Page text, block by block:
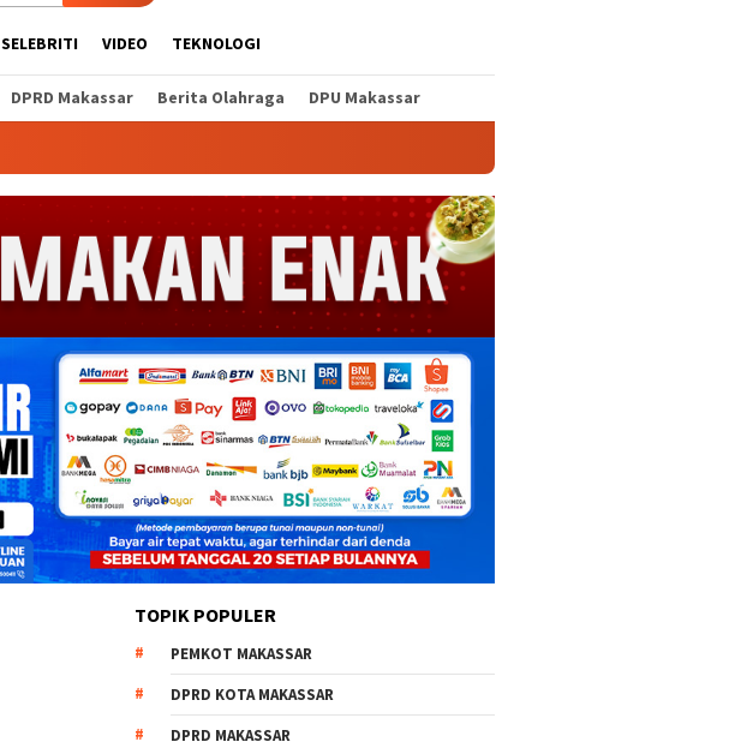
SELEBRITI VIDEO TEKNOLOGI
DPRD Makassar Berita Olahraga DPU Makassar
TOPIK POPULER
PEMKOT MAKASSAR
DPRD KOTA MAKASSAR
DPRD MAKASSAR